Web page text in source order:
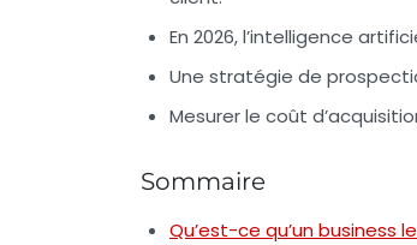
En 2026, l’intelligence
Une stratégie de
Mesurer le coût
Sommaire
Qu’est-ce qu’un business